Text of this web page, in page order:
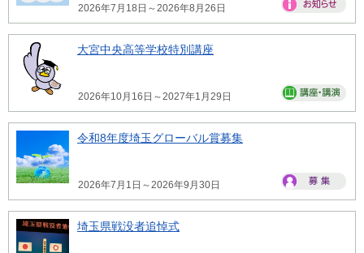
2026年7月18日～2026年8月26日
大宮中央高等学校特別講座
2026年10月16日～2027年1月29日
令和8年度埼玉グローバル賞募集
2026年7月1日～2026年9月30日
埼玉県戦没者追悼式